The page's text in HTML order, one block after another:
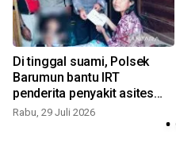
Di tinggal suami, Polsek
Barumun bantu IRT
penderita penyakit asites
dan ganguan jantung
Rabu, 29 Juli 2026